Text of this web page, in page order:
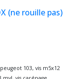
(ne rouille pas)
103, vis m5x12